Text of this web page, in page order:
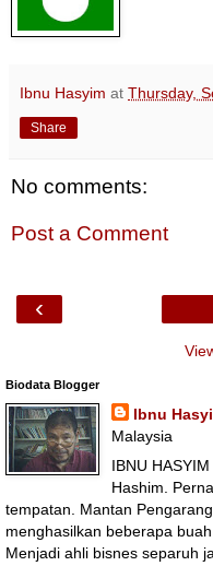
Ibnu Hasyim at Thursday,
Share
No comments:
Post a Comment
‹
Biodata Blogger
Ibnu
Malaysia
IBNU
Hashim.
tempatan. Mantan
menghasilkan beberapa
Menjadi ahli bisnes separuh